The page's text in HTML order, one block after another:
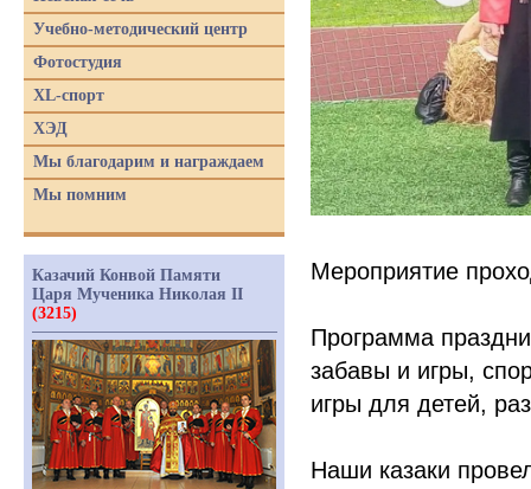
Мероприятие
Программа
забавы и игры,
игры для детей,
Наши казаки
Учебно-методический центр
Фотостудия
XL-спорт
ХЭД
Мы благодарим и награждаем
Мы помним
Казачий Конвой Памяти
Царя Мученика Николая II
(3215)